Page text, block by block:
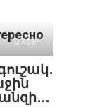
466